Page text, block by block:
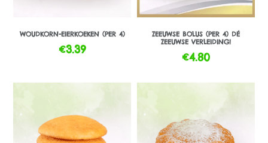
WOUDKORN-EIERKOEKEN (PER 4)
€3.39
ZEEUWSE BOLUS (PER 4) DÉ
ZEEUWSE VERLEIDING!
€4.80